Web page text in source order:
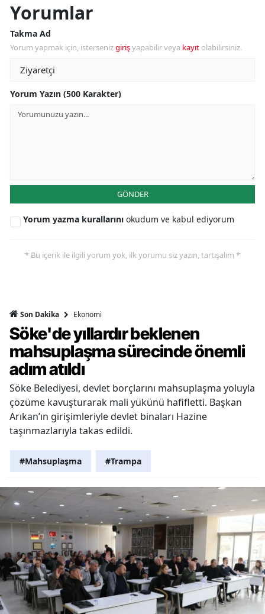
Yorumlar
Takma Ad
Yorum yapmak için, istersenizgirişyapabilir veya kayıt olabilirsiniz.
Yorum Yazın (500 Karakter)
GÖNDER
Yorum yazma kurallarını okudum ve kabul ediyorum
* Bu içerik ile ilgili yorum yok, ilk yorumu siz yazın, tartışalım *
Son Dakika Ekonomi
Söke'de yıllardır beklenen
mahsuplaşma sürecinde önemli
adım atıldı
Söke Belediyesi, devlet borçlarını mahsuplaşma yoluyla
çözüme kavuşturarak mali yükünü hafifletti. Başkan
Arıkan’ın girişimleriyle devlet binaları Hazine
taşınmazlarıyla takas edildi.
#Mahsuplaşma #Trampa